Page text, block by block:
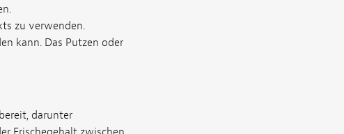
zu verwenden.
kann. Das Putzen oder
darunter